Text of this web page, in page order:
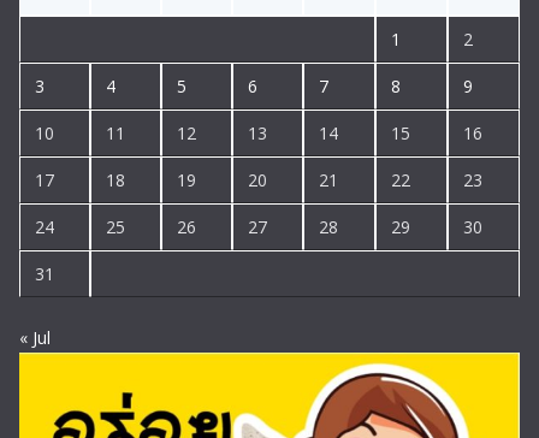
1 2
3 4 5 6 7 8 9
10 11 12 13 14 15 16
17 18 19 20 21 22 23
24 25 26 27 28 29 30
31
« Jul